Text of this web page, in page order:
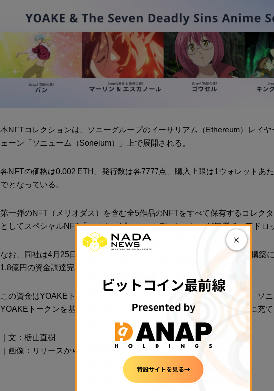
本NFTコレクションは、ソニーグループのイーサリアム（Ethereum）レイ
ェーン「ソニューム（Soneium）」上で展開される。
各NFTの価格は0.002 ETH、発行数は各7777点、購入上限は1ウォレットあ
でとなっている。
第一弾のNFT（メリオダス）を含む全5作品のNFTをすべて保有するコレク
としてスペシャルNFT『マスターピース・エディション』が無償でエアドロ
なお、同社は4月25日、次世代エンターテインメントプラットフォーム構築
1.8億円の資金調達完了を発表している。
この資金はYOAKEトークンのプライベートセール等を通じて調達され、ソ
YOAKEトークンを基盤とするプラットフォーム開発やコンテンツ拡充に充
｜文：栃山直樹
｜画像：リリースから
×